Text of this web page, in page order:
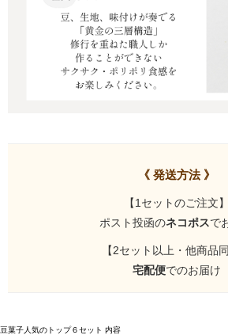
《 発送方法 》
【1セットのご注文】
ポスト投函のネコポスで
【2セット以上・他商品同
宅配便でのお届け
豆菓子人気のトップ６セット 内容